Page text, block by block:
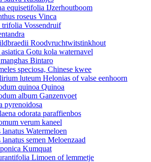
equisetifolia IJzerhoutboom
roseus Vinca
trifolia Vossendruif
Roodvruchtwitstinkhout
Gotu kola waternavel
Bintaro
speciosa, Chinese kwee
luteum Helonias of valse eenhoorn
quinoa Quinoa
album Ganzenvoet
pyrenoidosa
odorata paraffienbos
verum kaneel
Watermeloen
semen Meloenzaad
Kumquat
Limoen of lemmetje